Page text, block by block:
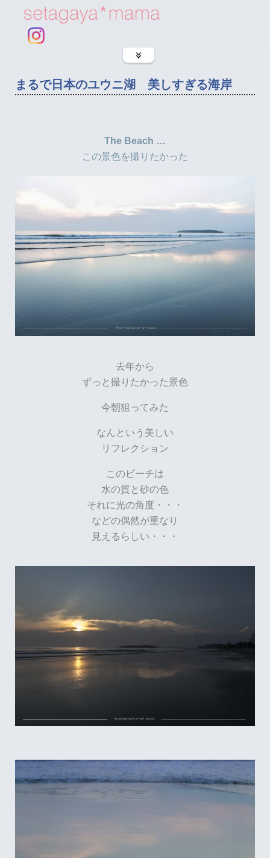
まるで日本のユウニ湖 美しすぎる海岸
The Beach …
この景色を撮りたかった
去年から
ずっと撮りたかった景色
今朝狙ってみた
なんという美しい
リフレクション
このビーチは
水の質と砂の色
それに光の角度・・・
などの偶然が重なり
見えるらしい・・・